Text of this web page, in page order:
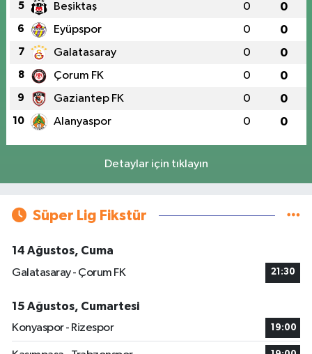
5 Beşiktaş 0 0
6 Eyüpspor 0 0
7 Galatasaray 0 0
8 Çorum FK 0 0
9 Gaziantep FK 0 0
10 Alanyaspor 0 0
Detaylar için tıklayın
Süper Lig Fikstür
14 Ağustos, Cuma
Galatasaray - Çorum FK
21:30
15 Ağustos, Cumartesi
Konyaspor - Rizespor
19:00